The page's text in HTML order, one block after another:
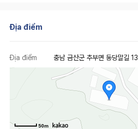
Địa điểm
Địa điểm 충남 금산군 추부면 동당말길 13
50m